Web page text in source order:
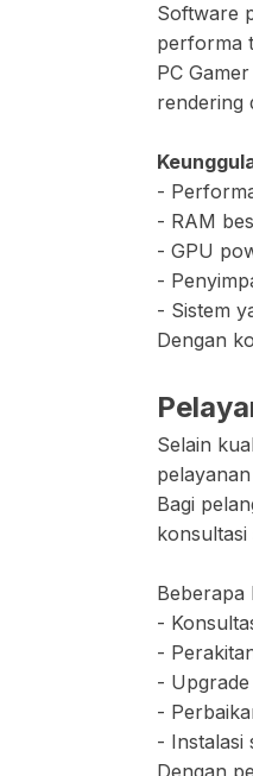
Software
performa
PC
rendering
-
- RAM
- GPU
-
- Sistem
Dengan
Selain
Bagi
Beberapa
-
-
-
-
- Instalasi
Dengan